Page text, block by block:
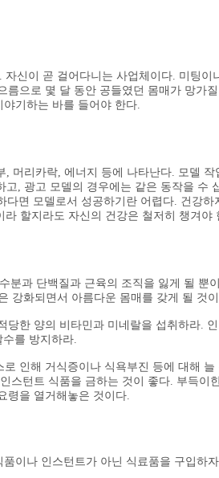
신이 곧 걸어다니는 사업체이다. 미팅이
으로 몇 달 동안 공들였던 몸매가 망가
기하는 바를 들어야 한다.
머리카락, 에너지 등에 나타난다. 모델 작
, 광고 모델의 경우에는 같은 동작을 수
면 모델로서 성공하기란 어렵다. 건강하
할지라도 자신의 건강은 철저히 챙겨야
분과 단백질과 근육의 조직을 잃게 될 뿐
강화되면서 아름다운 몸매를 갖게 될 것
한 양의 비타민과 미네랄을 섭취하라.
를 방지하라.
인해 거식증이나 식욕부진 등에 대해 늘
턴트 식품을 금하는 것이 좋다. 부득이
령을 열거해놓은 것이다.
이나 인스턴트가 아닌 식료품을 구입하